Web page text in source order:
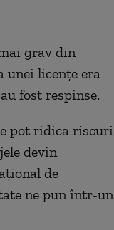
grav din
unei licenţe era
fost respinse.
pot ridica riscuri
devin
de
ne pun într-un